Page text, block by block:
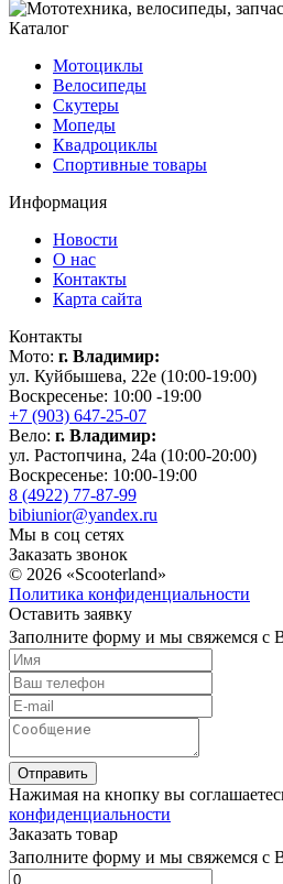
Каталог
Мотоциклы
Велосипеды
Скутеры
Мопеды
Квадроциклы
Спортивные товары
Информация
Новости
О нас
Контакты
Карта сайта
Контакты
Мото: г. Владимир:
ул. Куйбышева, 22е (10:00-19:00)
Воскресенье: 10:00 -19:00
+7 (903) 647-25-07
Вело: г. Владимир:
ул. Растопчина, 24а (10:00-20:00)
Воскресенье: 10:00-19:00
8 (4922) 77-87-99
bibiunior@yandex.ru
Мы в соц сетях
Заказать звонок
© 2026 «Scooterland»
Политика конфиденциальности
Оставить заявку
Заполните форму и мы свяжемся
Отправить
Нажимая на кнопку вы
конфиденциальности
Заказать товар
Заполните форму и мы свяжемся